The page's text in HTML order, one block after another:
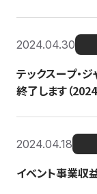
2024.04.30
テックスープ・
終了します（
2024.04.18
イベント事業収